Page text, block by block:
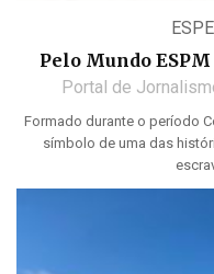
Pelo Mundo
Portal de
Formado durante o período
símbolo de uma das